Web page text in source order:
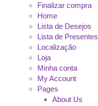
Finalizar compra
Home
Lista de Desejos
Lista de Presentes
Localização
Loja
Minha conta
My Account
Pages
About Us